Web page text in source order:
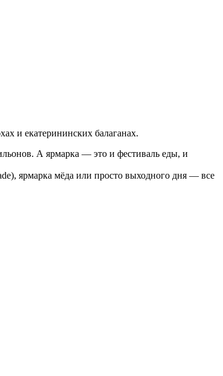
и екатерининских балаганах.
А ярмарка — это и фестиваль еды, и
ярмарка мёда или просто выходного дня — все